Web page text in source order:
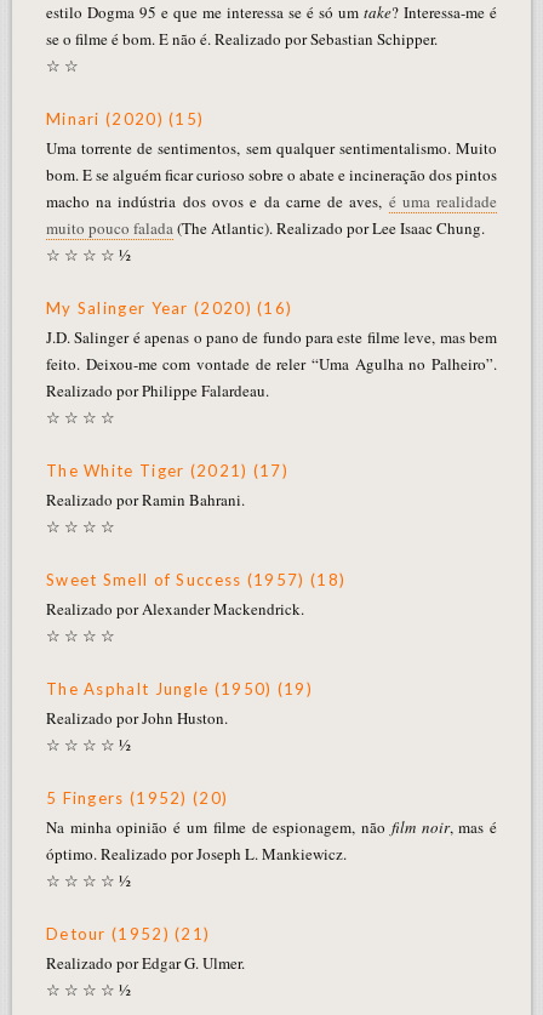
estilo Dogma 95 e que me interessa se é só umtake? Interessa-me é
se o filme é bom. E não é. Realizado por Sebastian Schipper.
☆ ☆
Minari (2020) (15)
Uma torrente de sentimentos, sem qualquer sentimentalismo. Muito
bom. E se alguém ficar curioso sobre o abate e incineração dos pintos
macho na indústria dos ovos e da carne de aves, é uma realidade
muito pouco falada(The Atlantic). Realizado por Lee Isaac Chung.
☆ ☆ ☆ ☆ ½
My Salinger Year (2020) (16)
J.D. Salinger é apenas o pano de fundo para este filme leve, mas bem
feito. Deixou-me com vontade de reler “Uma Agulha no Palheiro”.
Realizado por Philippe Falardeau.
☆ ☆ ☆ ☆
The White Tiger (2021) (17)
Realizado por Ramin Bahrani.
☆ ☆ ☆ ☆
Sweet Smell of Success (1957) (18)
Realizado por Alexander Mackendrick.
☆ ☆ ☆ ☆
The Asphalt Jungle (1950) (19)
Realizado por John Huston.
☆ ☆ ☆ ☆ ½
5 Fingers (1952) (20)
Na minha opinião é um filme de espionagem, não film noir, mas é
óptimo. Realizado por Joseph L. Mankiewicz.
☆ ☆ ☆ ☆ ½
Detour (1952) (21)
Realizado por Edgar G. Ulmer.
☆ ☆ ☆ ☆ ½